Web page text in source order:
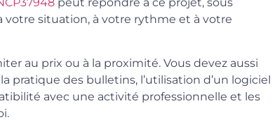
votre situation, à votre rythme et à votre
au prix ou à la proximité. Vous devez aussi
pratique des bulletins, l’utilisation d’un logiciel
avec une activité professionnelle et les